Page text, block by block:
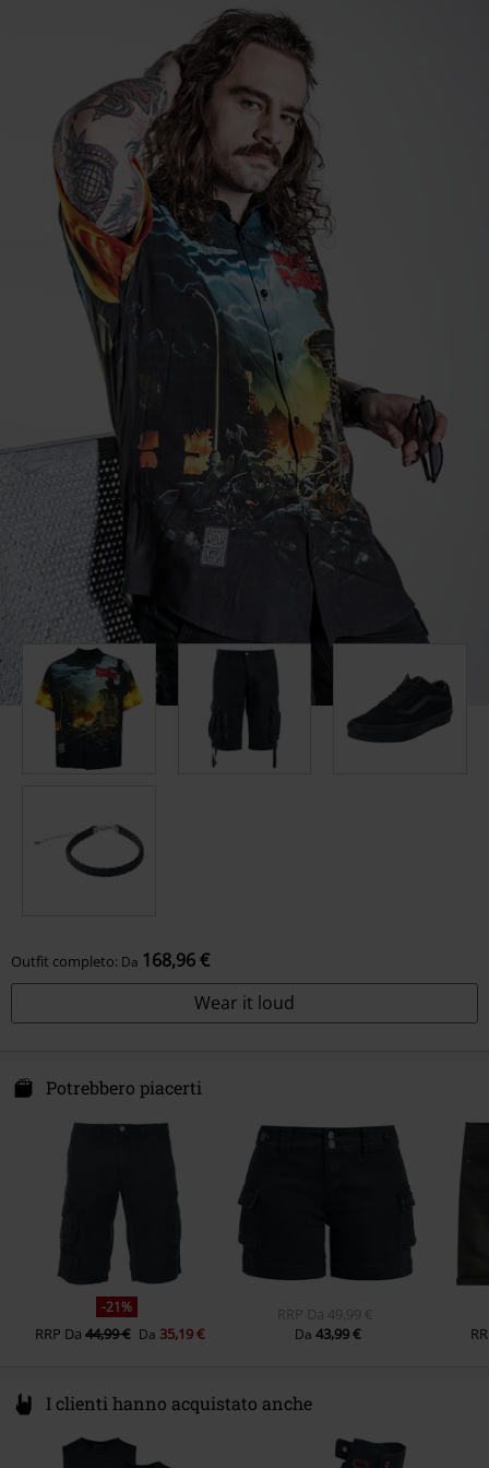
Outfit completo: Da 168,96 €
Wear it loud
Potrebbero piacerti
-21%
RRP Da44,99 € Da35,19 €
RRP Da 49,99 €
Da 43,99 €
I clienti hanno acquistato anche